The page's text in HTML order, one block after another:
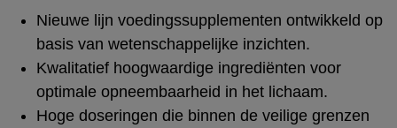
Nieuwe lijn voedingssupplementen ontwikkeld op
basis van wetenschappelijke inzichten.
Kwalitatief hoogwaardige ingrediënten voor
optimale opneembaarheid in het lichaam.
Hoge doseringen die binnen de veilige grenzen